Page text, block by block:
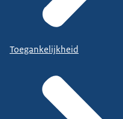
Toegankelijkheid